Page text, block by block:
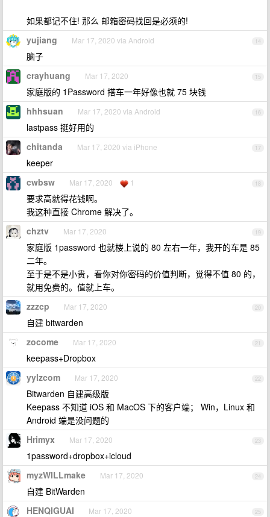
如果都记不住! 那么 邮箱密码找回是必须的!
14
yujiang Mar 17, 2020 via Android
脑子
15
crayhuang Mar 17, 2020
家庭版的 1Password 搭车一年好像也就 75 块钱
16
hhhsuan Mar 17, 2020 via Android
lastpass 挺好用的
17
chitanda Mar 17, 2020 via iPhone
keeper
18
cwbsw Mar 17, 2020 1
要求高就得花钱啊。
我这种直接 Chrome 解决了。
19
chztv Mar 17, 2020
家庭版 1password 也就楼上说的 80 左右一年，我开的车是 85
二年。
至于是不是小贵，看你对你密码的价值判断，觉得不值 80 的，
就用免费的。值就上车。
20
zzzcp Mar 17, 2020
自建 bitwarden
21
zocome Mar 17, 2020
keepass+Dropbox
22
yylzcom Mar 17, 2020
Bitwarden 自建高级版
Keepass 不知道 iOS 和 MacOS 下的客户端； Win，Linux 和
Android 端是没问题的
23
Hrimyx Mar 17, 2020
1password+dropbox+icloud
24
myzWILLmake Mar 17, 2020
自建 BitWarden
25
HENQIGUAI Mar 17, 2020